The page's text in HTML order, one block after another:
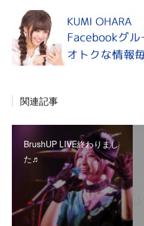
関連記事
BrushUP LIVE終わりまし
た♬